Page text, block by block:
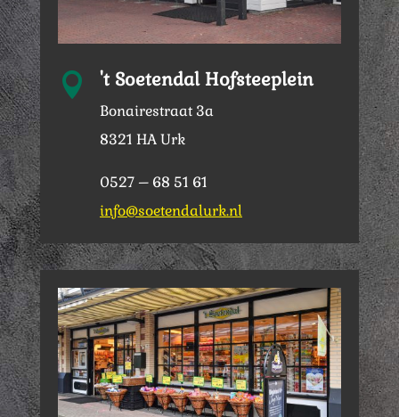
 't Soetendal Hofsteeplein
Bonairestraat 3a
8321 HA Urk
0527 – 68 51 61
info@soetendalurk.nl